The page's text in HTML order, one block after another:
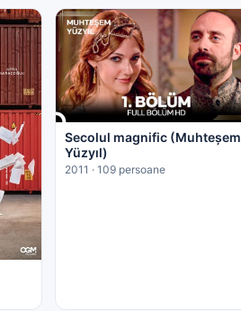
Secolul magnific (Muhteşem
Yüzyıl)
2011 · 109 persoane